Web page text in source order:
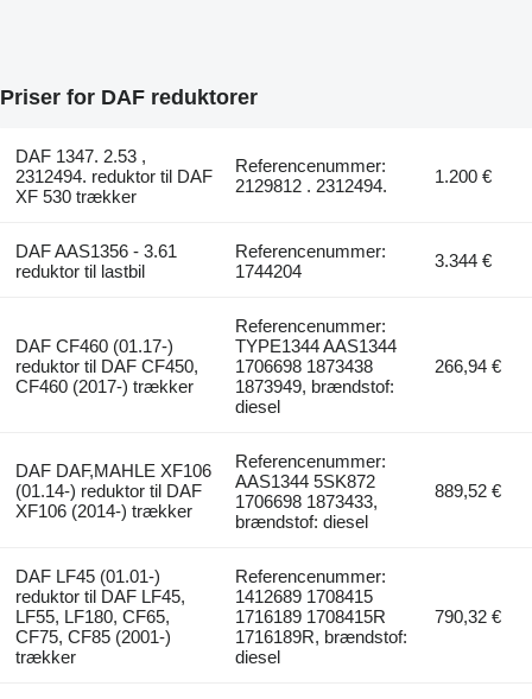
Priser for DAF reduktorer
DAF 1347. 2.53 ,
2312494. reduktor til DAF
XF 530 trækker
Referencenummer:
2129812 . 2312494.
1.200 €
DAF AAS1356 - 3.61
reduktor til lastbil
Referencenummer:
1744204
3.344 €
DAF CF460 (01.17-)
reduktor til DAF CF450,
CF460 (2017-) trækker
Referencenummer:
TYPE1344 AAS1344
1706698 1873438
1873949, brændstof:
diesel
266,94 €
DAF DAF,MAHLE XF106
(01.14-) reduktor til DAF
XF106 (2014-) trækker
Referencenummer:
AAS1344 5SK872
1706698 1873433,
brændstof: diesel
889,52 €
DAF LF45 (01.01-)
reduktor til DAF LF45,
LF55, LF180, CF65,
CF75, CF85 (2001-)
trækker
Referencenummer:
1412689 1708415
1716189 1708415R
1716189R, brændstof:
diesel
790,32 €